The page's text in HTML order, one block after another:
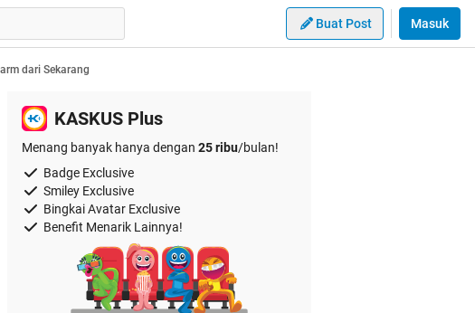
Buat Post Masuk
dari Sekarang
KASKUS Plus
Menang banyak hanya dengan 25 ribu/bulan!
Badge Exclusive
Smiley Exclusive
Bingkai Avatar Exclusive
Benefit Menarik Lainnya!